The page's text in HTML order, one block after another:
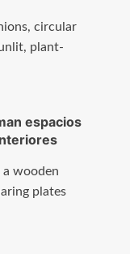
espacios